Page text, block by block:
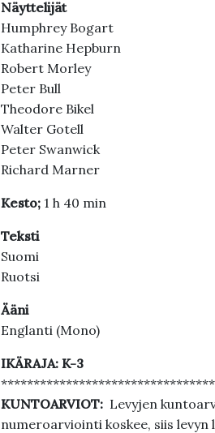
Näyttelijät
Humphrey Bogart
Katharine Hepburn
Robert Morley
Peter Bull
Theodore Bikel
Walter Gotell
Peter Swanwick
Richard Marner
Kesto;1 h 40 min
Teksti
Suomi
Ruotsi
Ääni
Englanti (Mono)
IKÄRAJA: K-3
KUNTOARVIOT: Levyjen
numeroarviointi koskee, siis levyn